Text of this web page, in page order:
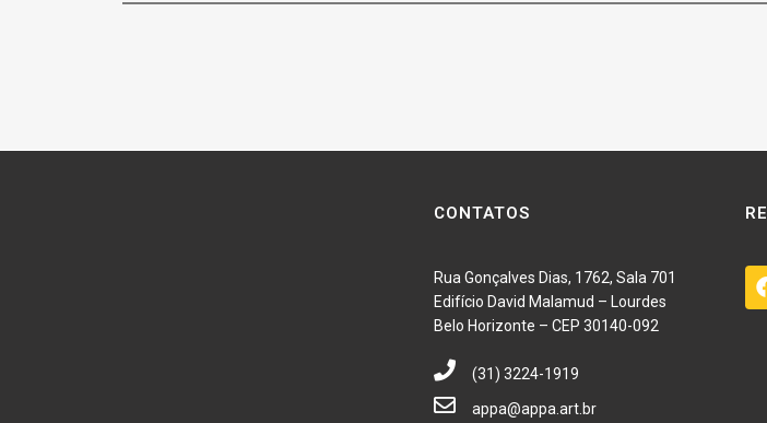
CONTATOS
Rua Gonçalves Dias, 1762, Sala 701
Edifício David Malamud – Lourdes
Belo Horizonte – CEP 30140-092
(31) 3224-1919
appa@appa.art.br